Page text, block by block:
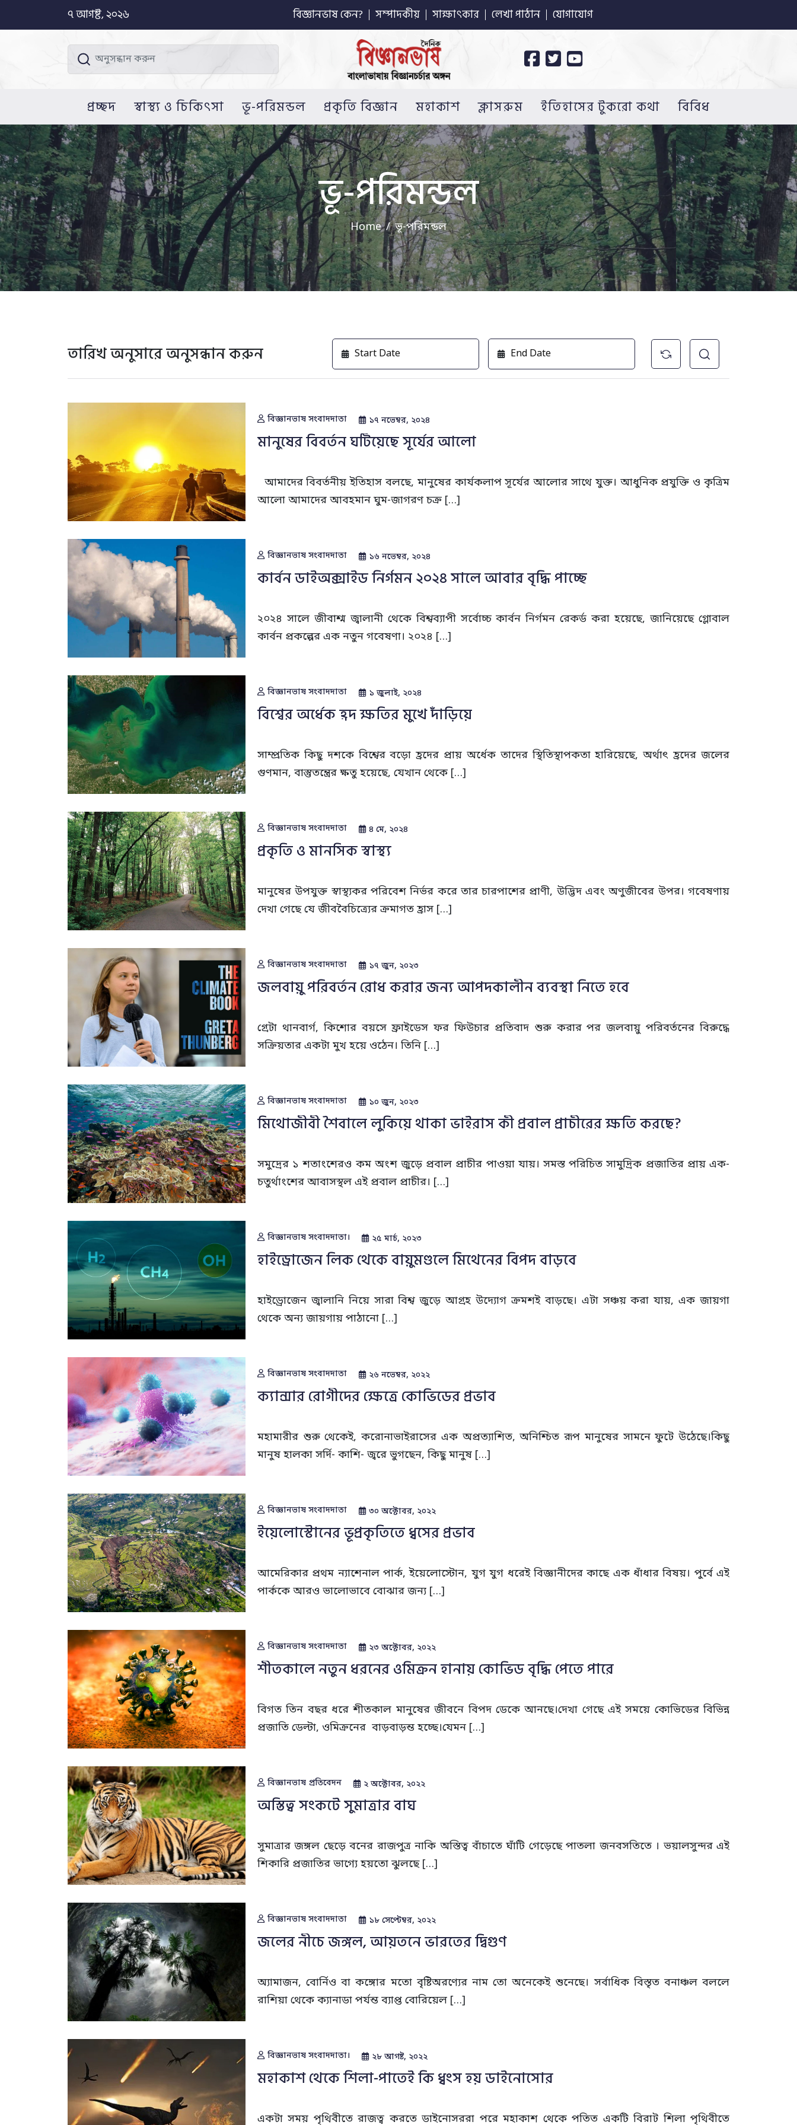
৭ আগষ্ট, ২০২৬ বিজ্ঞানভাষ কেন? সম্পাদকীয় সাক্ষাৎকার লেখা পাঠান যোগাযোগ
প্রচ্ছদ স্বাস্থ্য ও চিকিৎসা ভূ-পরিমন্ডল প্রকৃতি বিজ্ঞান মহাকাশ ক্লাসরুম ইতিহাসের টুকরো কথা বিবিধ
ভূ-পরিমন্ডল
Home ভূ-পরিমন্ডল
তারিখ অনুসারে অনুসন্ধান করুন
বিজ্ঞানভাষ সংবাদদাতা ১৭ নভেম্বর, ২০২৪
মানুষের বিবর্তন ঘটিয়েছে সূর্যের আলো
আমাদের বিবর্তনীয় ইতিহাস বলছে, মানুষের কার্যকলাপ সূর্যের আলোর সাথে যুক্ত। আধুনিক প্রযুক্তি ও কৃত্রিম
আলো আমাদের আবহমান ঘুম-জাগরণ চক্র […]
বিজ্ঞানভাষ সংবাদদাতা ১৬ নভেম্বর, ২০২৪
কার্বন ডাইঅক্সাইড নির্গমন ২০২৪ সালে আবার বৃদ্ধি পাচ্ছে
২০২৪ সালে জীবাশ্ম জ্বালানী থেকে বিশ্বব্যাপী সর্বোচ্চ কার্বন নির্গমন রেকর্ড করা হয়েছে, জানিয়েছে গ্লোবাল
কার্বন প্রকল্পের এক নতুন গবেষণা। ২০২৪ […]
বিজ্ঞানভাষ সংবাদদাতা ১ জুলাই, ২০২৪
বিশ্বের অর্ধেক হ্রদ ক্ষতির মুখে দাঁড়িয়ে
সাম্প্রতিক কিছু দশকে বিশ্বের বড়ো হ্রদের প্রায় অর্ধেক তাদের স্থিতিস্থাপকতা হারিয়েছে, অর্থাৎ হ্রদের জলের
গুণমান, বাস্তুতন্ত্রের ক্ষতু হয়েছে, যেখান থেকে […]
বিজ্ঞানভাষ সংবাদদাতা ৪ মে, ২০২৪
প্রকৃতি ও মানসিক স্বাস্থ্য
মানুষের উপযুক্ত স্বাস্থ্যকর পরিবেশ নির্ভর করে তার চারপাশের প্রাণী, উদ্ভিদ এবং অণুজীবের উপর। গবেষণায়
দেখা গেছে যে জীববৈচিত্র্যের ক্রমাগত হ্রাস […]
বিজ্ঞানভাষ সংবাদদাতা ১৭ জুন, ২০২৩
জলবায়ু পরিবর্তন রোধ করার জন্য আপদকালীন ব্যবস্থা নিতে হবে
গ্রেটা থানবার্গ, কিশোর বয়সে ফ্রাইডেস ফর ফিউচার প্রতিবাদ শুরু করার পর জলবায়ু পরিবর্তনের বিরুদ্ধে
সক্রিয়তার একটা মুখ হয়ে ওঠেন। তিনি […]
বিজ্ঞানভাষ সংবাদদাতা‌ ১০ জুন, ২০২৩
মিথোজীবী শৈবালে লুকিয়ে থাকা ভাইরাস কী প্রবাল প্রাচীরের ক্ষতি করছে?
সমুদ্রের ১ শতাংশেরও কম অংশ জুড়ে প্রবাল প্রাচীর পাওয়া যায়। সমস্ত পরিচিত সামুদ্রিক প্রজাতির প্রায় এক-
চতুর্থাংশের আবাসস্থল এই প্রবাল প্রাচীর। […]
বিজ্ঞানভাষ সংবাদদাতা‌। ২৫ মার্চ, ২০২৩
হাইড্রোজেন লিক থেকে বায়ুমণ্ডলে মিথেনের বিপদ বাড়বে
হাইড্রোজেন জ্বালানি নিয়ে সারা বিশ্ব জুড়ে আগ্রহ উদ্যোগ ক্রমশই বাড়ছে। এটা সঞ্চয় করা যায়, এক জায়গা
থেকে অন্য জায়গায় পাঠানো […]
বিজ্ঞানভাষ সংবাদদাতা‌ ২৬ নভেম্বর, ২০২২
ক্যান্সার রোগীদের ক্ষেত্রে কোভিডের প্রভাব
মহামারীর শুরু থেকেই, করোনাভাইরাসের এক অপ্রত্যাশিত, অনিশ্চিত রূপ মানুষের সামনে ফুটে উঠেছে।কিছু
মানুষ হালকা সর্দি- কাশি- জ্বরে ভুগছেন, কিছু মানুষ […]
বিজ্ঞানভাষ সংবাদদাতা ৩০ অক্টোবর, ২০২২
ইয়েলোস্টোনের ভূপ্রকৃতিতে ধ্বসের প্রভাব
আমেরিকার প্রথম ন্যাশেনাল পার্ক, ইয়েলোস্টোন, যুগ যুগ ধরেই বিজ্ঞানীদের কাছে এক ধাঁধার বিষয়। পুর্বে এই
পার্ককে আরও ভালোভাবে বোঝার জন্য […]
বিজ্ঞানভাষ সংবাদদাতা ২৩ অক্টোবর, ২০২২
শীতকালে নতুন ধরনের ওমিক্রন হানায় কোভিড বৃদ্ধি পেতে পারে
বিগত তিন বছর ধরে শীতকাল মানুষের জীবনে বিপদ ডেকে আনছে।দেখা গেছে এই সময়ে কোভিডের বিভিন্ন
প্রজাতি ডেল্টা, ওমিক্রনের বাড়বাড়ন্ত হচ্ছে।যেমন […]
বিজ্ঞানভাষ প্রতিবেদন ২ অক্টোবর, ২০২২
অস্তিত্ব সংকটে সুমাত্রার বাঘ
সুমাত্রার জঙ্গল ছেড়ে বনের রাজপুত্র নাকি অস্তিত্ব বাঁচাতে ঘাঁটি গেড়েছে পাতলা জনবসতিতে । ভয়ালসুন্দর এই
শিকারি প্রজাতির ভাগ্যে হয়তো ঝুলছে […]
বিজ্ঞানভাষ সংবাদদাতা ১৮ সেপ্টেম্বর, ২০২২
জলের নীচে জঙ্গল, আয়তনে ভারতের দ্বিগুণ
অ্যামাজন, বোর্নিও বা কঙ্গোর মতো বৃষ্টিঅরণ্যের নাম তো অনেকেই শুনেছে। সর্বাধিক বিস্তৃত বনাঞ্চল বললে
রাশিয়া থেকে ক্যানাডা পর্যন্ত ব্যাপ্ত বোরিয়েল […]
বিজ্ঞানভাষ সংবাদদাতা‌। ২৮ আগষ্ট, ২০২২
মহাকাশ থেকে শিলা-পাতেই কি ধ্বংস হয় ডাইনোসোর
একটা সময় পৃথিবীতে রাজত্ব করতে ডাইনোসররা পরে মহাকাশ থেকে পতিত একটি বিরাট শিলা পৃথিবীতে